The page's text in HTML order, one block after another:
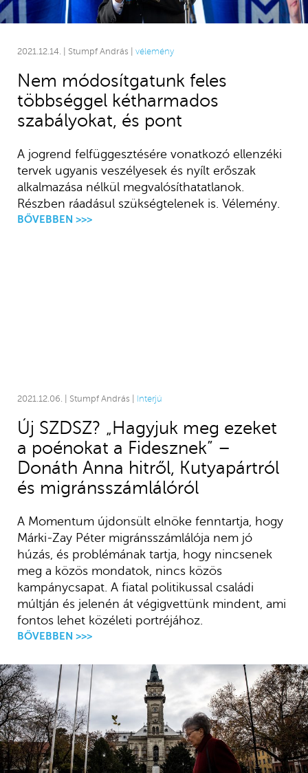
2021.12.14. | Stumpf András | vélemény
Nem módosítgatunk feles
többséggel kétharmados
szabályokat, és pont
A jogrend felfüggesztésére vonatkozó ellenzéki
tervek ugyanis veszélyesek és nyílt erőszak
alkalmazása nélkül megvalósíthatatlanok.
Részben ráadásul szükségtelenek is. Vélemény.
BŐVEBBEN >>>
2021.12.06. | Stumpf András | Interjú
Új SZDSZ? „Hagyjuk meg ezeket
a poénokat a Fidesznek” –
Donáth Anna hitről, Kutyapártról
és migránsszámlálóról
A Momentum újdonsült elnöke fenntartja, hogy
Márki-Zay Péter migránsszámlálója nem jó
húzás, és problémának tartja, hogy nincsenek
meg a közös mondatok, nincs közös
kampánycsapat. A fiatal politikussal családi
múltján és jelenén át végigvettünk mindent, ami
fontos lehet közéleti portréjához.
BŐVEBBEN >>>